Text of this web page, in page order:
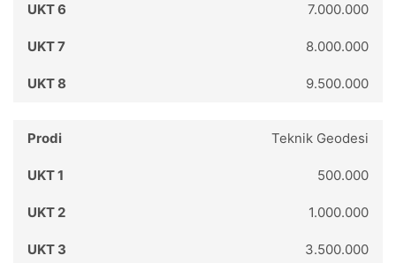
7.000.000
8.000.000
9.500.000
Teknik Geodesi
500.000
1.000.000
3.500.000